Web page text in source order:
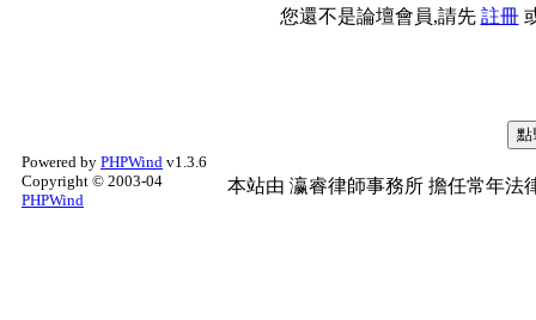
您還不是論壇會員,請先 註冊
Powered by PHPWind v1.3.6
Copyright © 2003-04
PHPWind
本站由 瀛睿律師事務所 擔任常年法